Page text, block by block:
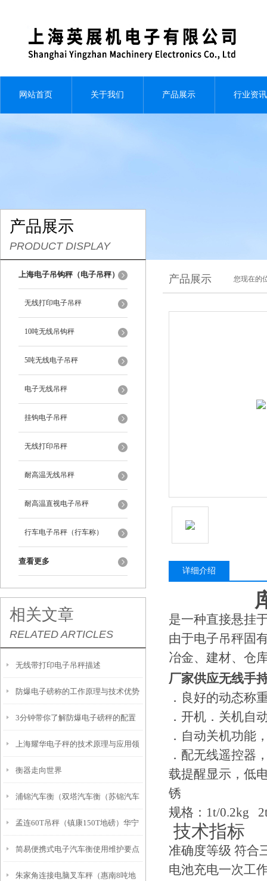
网站首页 关于我们 产品展示 行业资讯
产品展示
PRODUCT DISPLAY
上海电子吊钩秤（电子吊秤）
无线打印电子吊秤
10吨无线吊钩秤
5吨无线电子吊秤
电子无线吊秤
挂钩电子吊秤
无线打印吊秤
耐高温无线吊秤
耐高温直视电子吊秤
行车电子吊秤（行车称）
查看更多
相关文章
RELATED ARTICLES
无线带打印电子吊秤描述
防爆电子磅称的工作原理与技术优势
分析
3分钟带你了解防爆电子磅秤的配置
及适用范围
上海耀华电子秤的技术原理与应用领
域
衡器走向世界
浦锦汽车衡（双塔汽车衡（苏锦汽车
衡）娄门汽车衡）桃花坞汽车衡维修
孟连60T吊秤（镇康150T地磅）华宁
电子吊秤）泸水100T汽车衡维修
简易便携式电子汽车衡使用维护要点
朱家角连接电脑叉车秤（惠南8吨地
产品展示 您现在的
详细介绍
是一种直接悬挂
由于电子吊秤固
冶金、建材、仓
厂家供应无线手
．良好的动态称
．开机．关机自
．自动关机功能
．配无线遥控器
载提醒显示，低
锈
规格：1t/0.2kg
技术指标
准确度等级 符合
电池充电一次工